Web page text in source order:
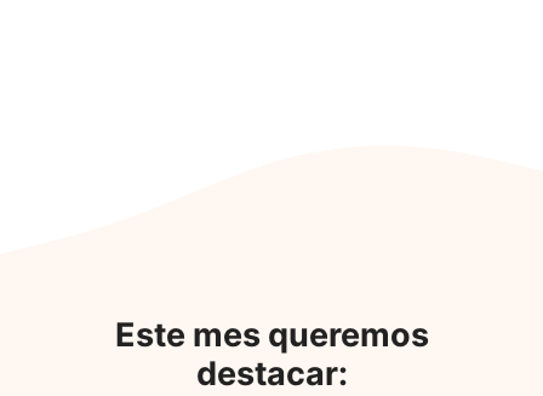
Este mes queremos
destacar: